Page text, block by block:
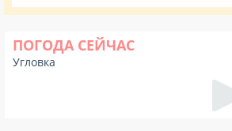
ПОГОДА СЕЙЧАС
Угловка